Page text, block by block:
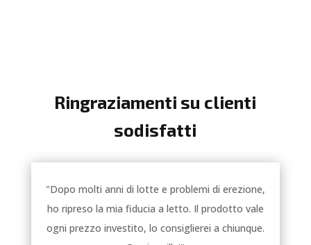
Ringraziamenti su clienti
sodisfatti
"Dopo molti anni di lotte e problemi di erezione,
ho ripreso la mia fiducia a letto. Il prodotto vale
ogni prezzo investito, lo consiglierei a chiunque.